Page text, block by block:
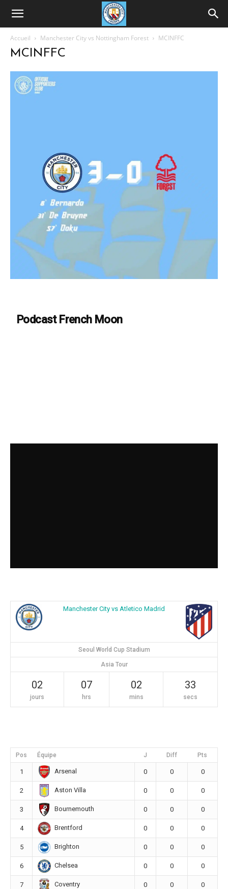
Accueil Manchester City vs Nottingham Forest MCINFFC
MCINFFC
Podcast French Moon
Manchester City vs Atletico Madrid
Seoul World Cup Stadium
Asia Tour
02
jours
07
hrs
02
mins
33
secs
Pos Équipe J Diff Pts
1 Arsenal 0 0 0
2 Aston Villa 0 0 0
3 Bournemouth 0 0 0
4 Brentford 0 0 0
5 Brighton 0 0 0
6 Chelsea 0 0 0
7 Coventry 0 0 0